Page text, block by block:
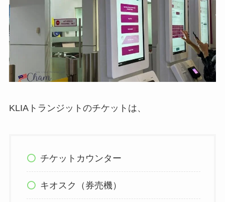
KLIAトランジットのチケットは、
チケットカウンター
キオスク（券売機）